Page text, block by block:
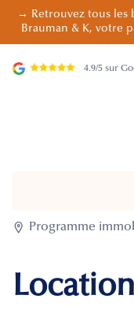
→ Retrouvez tous les
Brauman & K, votre
4.9/5 sur
 Programme